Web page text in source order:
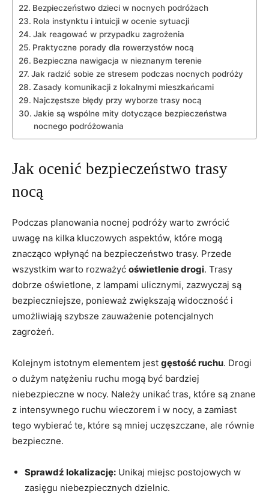
Bezpieczeństwo dzieci⁤ w nocnych podróżach
Rola instynktu i intuicji w ocenie sytuacji
Jak reagować w przypadku zagrożenia
Praktyczne porady dla rowerzystów nocą
Bezpieczna nawigacja w nieznanym terenie
Jak radzić sobie ze stresem podczas nocnych podróży
Zasady komunikacji z lokalnymi mieszkańcami
Najczęstsze błędy przy wyborze trasy nocą
Jakie są wspólne mity dotyczące bezpieczeństwa
nocnego podróżowania
Jak⁤ ocenić bezpieczeństwo trasy
nocą
Podczas‍ planowania nocnej podróży warto zwrócić
uwagę na kilka kluczowych aspektów, które mogą
znacząco⁣ wpłynąć na ⁢bezpieczeństwo trasy.⁣ Przede
wszystkim warto ⁣rozważyć oświetlenie drogi. Trasy
dobrze oświetlone, z ⁣lampami ulicznymi, zazwyczaj są
bezpieczniejsze, ponieważ zwiększają widoczność i
umożliwiają szybsze zauważenie potencjalnych
zagrożeń.
Kolejnym istotnym elementem jest gęstość ruchu. Drogi
o dużym natężeniu ruchu ‍mogą być bardziej
niebezpieczne w nocy. Należy unikać tras, które są znane
z intensywnego ruchu wieczorem i w nocy, a zamiast
tego wybierać​ te, które są​ mniej uczęszczane,⁣ ale równie
bezpieczne.
Sprawdź ⁢lokalizację: Unikaj miejsc postojowych w
zasięgu niebezpiecznych dzielnic.